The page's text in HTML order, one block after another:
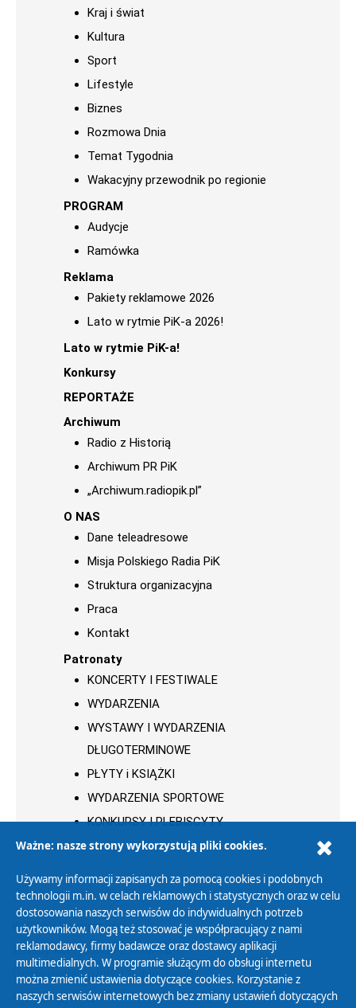
Kraj i świat
Kultura
Sport
Lifestyle
Biznes
Rozmowa Dnia
Temat Tygodnia
Wakacyjny przewodnik po regionie
PROGRAM
Audycje
Ramówka
Reklama
Pakiety reklamowe 2026
Lato w rytmie PiK-a 2026!
Lato w rytmie PiK-a!
Konkursy
REPORTAŻE
Archiwum
Radio z Historią
Archiwum PR PiK
„Archiwum.radiopik.pl”
O NAS
Dane teleadresowe
Misja Polskiego Radia PiK
Struktura organizacyjna
Praca
Kontakt
Patronaty
KONCERTY I FESTIWALE
WYDARZENIA
WYSTAWY I WYDARZENIA
DŁUGOTERMINOWE
PŁYTY i KSIĄŻKI
WYDARZENIA SPORTOWE
KONKURSY I PLEBISCYTY
Polityka Prywatności
Zasady korzystania z Serwisu
Organizacje Pożytku Publicznego
Cyfryzacja DAB+
Ważne: nasze strony wykorzystują pliki cookies.
Używamy informacji zapisanych za pomocą cookies i podobnych
technologii m.in. w celach reklamowych i statystycznych oraz w celu
dostosowania naszych serwisów do indywidualnych potrzeb
użytkowników. Mogą też stosować je współpracujący z nami
reklamodawcy, firmy badawcze oraz dostawcy aplikacji
multimedialnych. W programie służącym do obsługi internetu
można zmienić ustawienia dotyczące cookies. Korzystanie z
naszych serwisów internetowych bez zmiany ustawień dotyczących